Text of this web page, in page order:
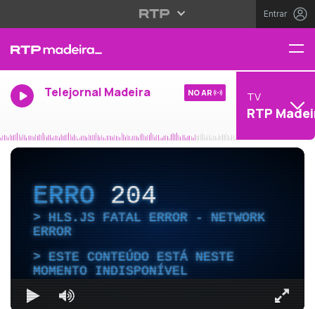
Entrar
Telejornal Madeira NO AR TV
RTP
ERRO204
HLS.JS FATAL ERROR - NETWORK
ERROR
ESTE CONTEÚDO ESTÁ NESTE
MOMENTO INDISPONÍVEL